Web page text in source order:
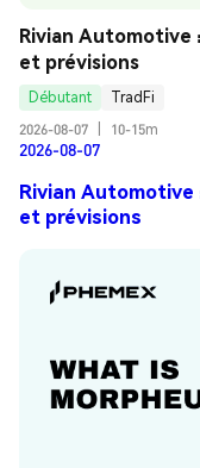
Rivian Automotive
et prévisions
Débutant
TradFi
2026-08-07
10-15m
2026-08-07
Rivian Automotive
et prévisions